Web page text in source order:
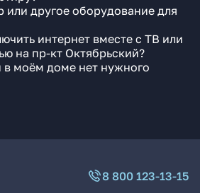
или другое оборудование для
интернет вместе с ТВ или
на пр-кт Октябрьский?
в моём доме нет нужного
8 800 123-13-15